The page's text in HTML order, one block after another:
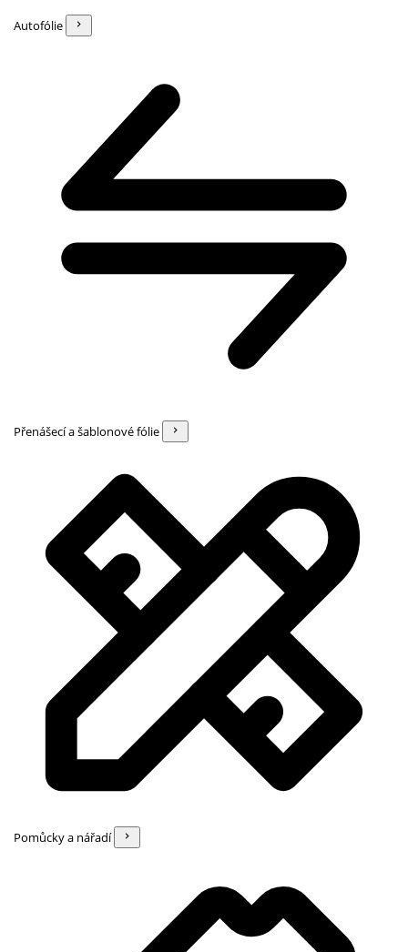
Autofólie
Přenášecí a šablonové fólie
Pomůcky a nářadí